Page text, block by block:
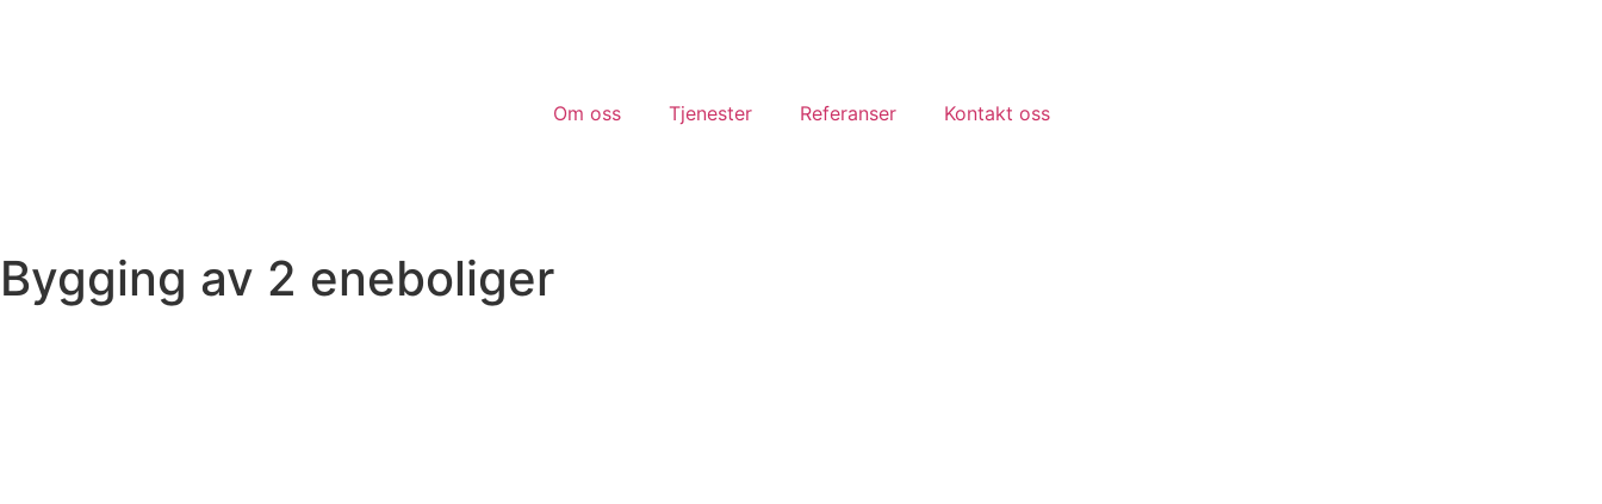
Om oss Tjenester Referanser Kontakt oss
Bygging av 2 eneboliger